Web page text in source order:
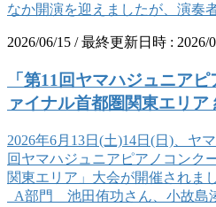
なか開演を迎えましたが、演
2026/06/15 / 最終更新日時 : 2026/
「第11回ヤマハジュニアピアノコンクール セミフ
ァイナル首都圏関東エリア
2026年6月13日(土)14日(日)、ヤ
回ヤマハジュニアピアノコン
関東エリア」大会が開催されま
A部門 池田侑功さん、小故